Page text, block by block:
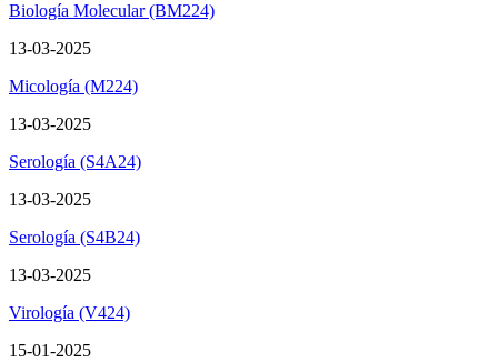
Biología Molecular (BM224)
13-03-2025
Micología (M224)
13-03-2025
Serología (S4A24)
13-03-2025
Serología (S4B24)
13-03-2025
Virología (V424)
15-01-2025